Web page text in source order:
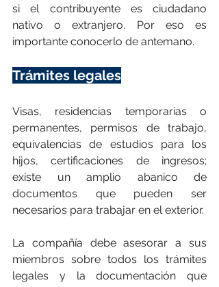
si el contribuyente es ciudadano
nativo o extranjero. Por eso es
importante conocerlo de antemano.
Trámites legales
Visas, residencias temporarias o
permanentes, permisos de trabajo,
equivalencias de estudios para los
hijos, certificaciones de ingresos;
existe un amplio abanico de
documentos que pueden ser
necesarios para trabajar en el exterior.
La compañía debe asesorar a sus
miembros sobre todos los trámites
legales y la documentación que